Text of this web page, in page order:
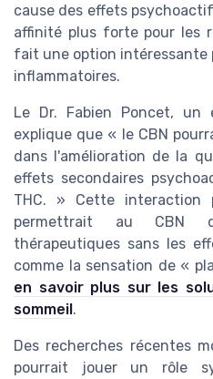
cause des effets
affinité plus forte pour les
fait une option
inflammatoires.
Le Dr. Fabien Poncet, un
explique que « le CBN
dans l'amélioration de la
effets secondaires
THC. » Cette interaction
permettrait au CBN
thérapeutiques sans les
comme la sensation de «
en savoir plus sur les
sommeil.
Des recherches récentes
pourrait jouer un rôle